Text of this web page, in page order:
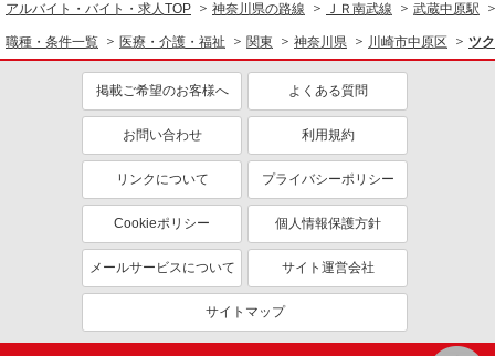
同じ特徴から求人を探す
未経験歓迎
ミドル（40代～）活躍中
副業・WワークOK
交通費支給
社会保険あり
産休・育休取得実績あり
社員登用あり
アルバイト・バイト・求人TOP 神奈川県の路線 ＪＲ南武線 武蔵中原駅
職種・条件一覧 医療・介護・福祉 関東 神奈川県 川崎市中原区 ツ
掲載ご希望のお客様へ よくある質問
お問い合わせ 利用規約
リンクについて プライバシーポリシー
Cookieポリシー 個人情報保護方針
メールサービスについて サイト運営会社
サイトマップ